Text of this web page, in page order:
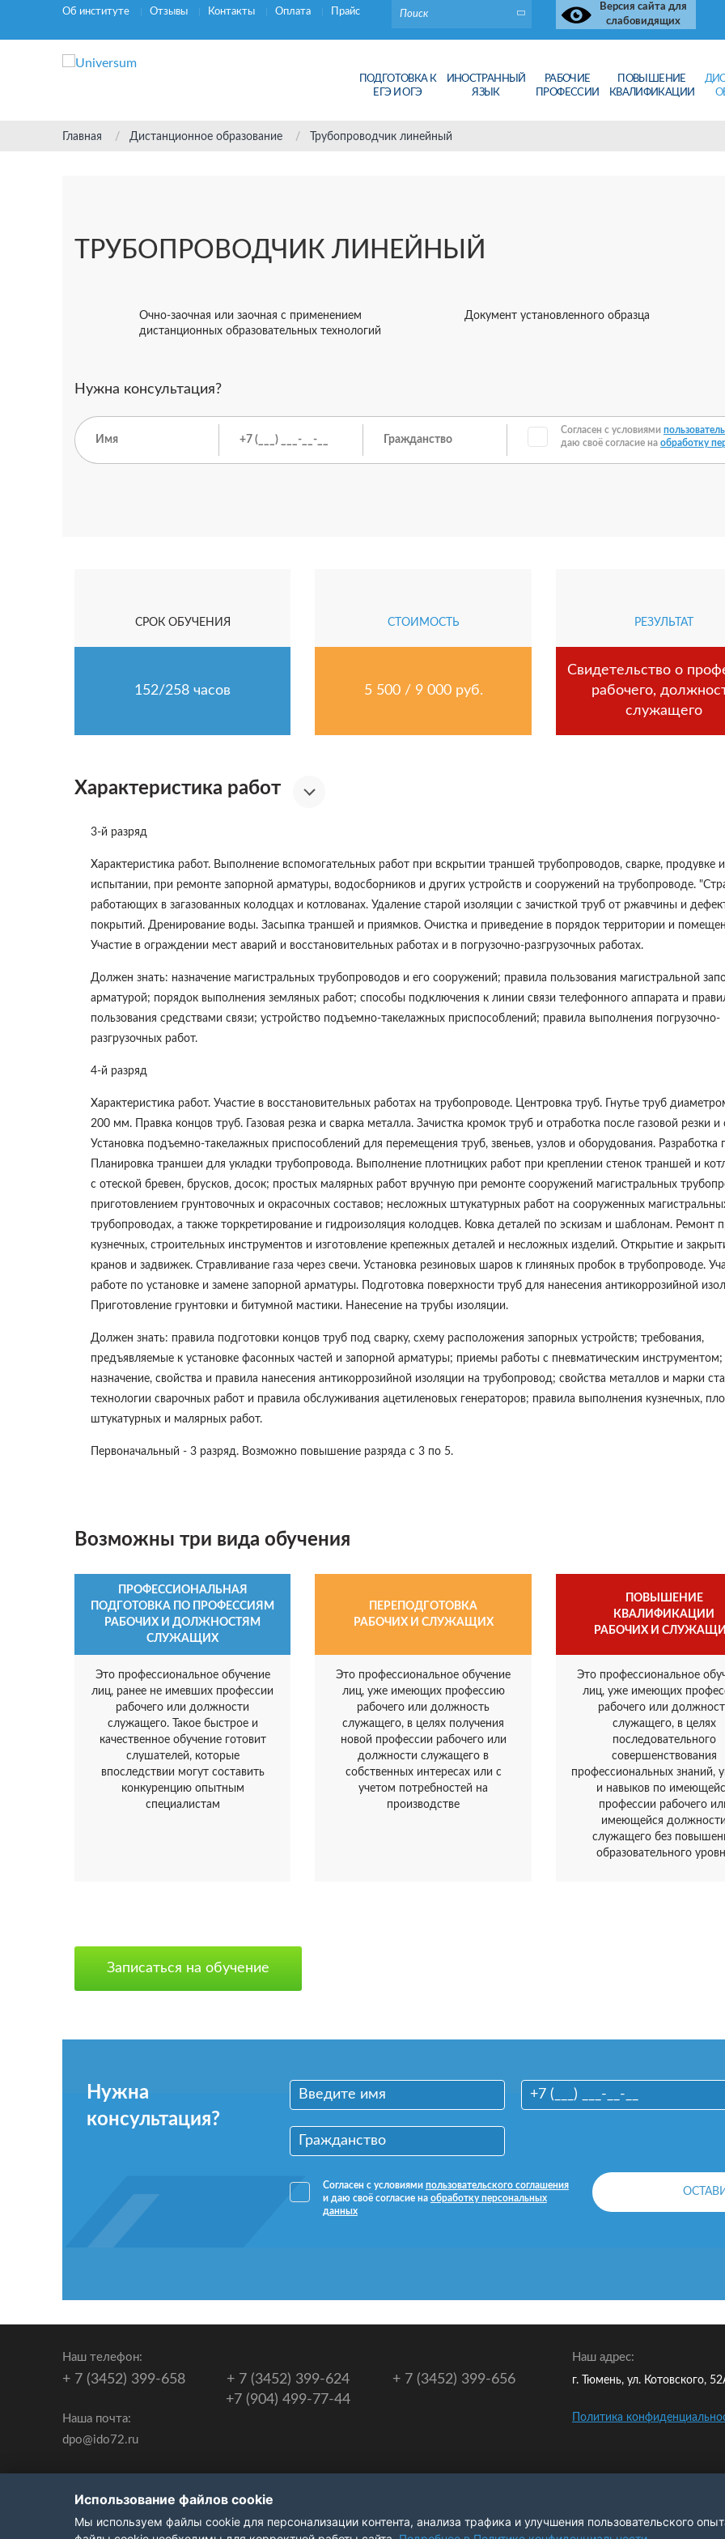
Об институте Отзывы Контакты Оплата Прайс
Версия сайта для
слабовидящих
ПОДГОТОВКА К
ЕГЭ И ОГЭ
ИНОСТРАННЫЙ
ЯЗЫК
РАБОЧИЕ
ПРОФЕССИИ
ПОВЫШЕНИЕ
КВАЛИФИКАЦИИ
Главная Дистанционное образование Трубопроводчик линейный
ТРУБОПРОВОДЧИК ЛИНЕЙНЫЙ
Очно-заочная или заочная с применением
дистанционных образовательных технологий
Документ установленного образца
Нужна консультация?
Согласен с условиями
даю своё согласие на обработку
СРОК ОБУЧЕНИЯ
152/258 часов
СТОИМОСТЬ
5 500 / 9 000 руб.
РЕЗУЛЬТАТ
Свидетельство о
рабочего,
служащего
Характеристика работ
3-й разряд
Характеристика работ. Выполнение вспомогательных работ при вскрытии траншей трубопроводов, сварке, продувке и
испытании, при ремонте запорной арматуры, водосборников и других устройств и сооружений на трубопроводе.
работающих в загазованных колодцах и котлованах. Удаление старой изоляции с зачисткой труб от ржавчины и
покрытий. Дренирование воды. Засыпка траншей и приямков. Очистка и приведение в порядок территории и
Участие в ограждении мест аварий и восстановительных работах и в погрузочно-разгрузочных работах.
Должен знать: назначение магистральных трубопроводов и его сооружений; правила пользования магистральной
арматурой; порядок выполнения земляных работ; способы подключения к линии связи телефонного аппарата и
пользования средствами связи; устройство подъемно-такелажных приспособлений; правила выполнения погрузочно-
разгрузочных работ.
4-й разряд
Характеристика работ. Участие в восстановительных работах на трубопроводе. Центровка труб. Гнутье труб
200 мм. Правка концов труб. Газовая резка и сварка металла. Зачистка кромок труб и отработка после газовой резки и
Установка подъемно-такелажных приспособлений для перемещения труб, звеньев, узлов и оборудования. Разработка
Планировка траншеи для укладки трубопровода. Выполнение плотницких работ при креплении стенок траншей и
с отеской бревен, брусков, досок; простых малярных работ вручную при ремонте сооружений магистральных
приготовлением грунтовочных и окрасочных составов; несложных штукатурных работ на сооруженных
трубопроводах, а также торкретирование и гидроизоляция колодцев. Ковка деталей по эскизам и шаблонам. Ремонт
кузнечных, строительных инструментов и изготовление крепежных деталей и несложных изделий. Открытие и
кранов и задвижек. Стравливание газа через свечи. Установка резиновых шаров к глиняных пробок в трубопроводе.
работе по установке и замене запорной арматуры. Подготовка поверхности труб для нанесения антикоррозийной
Приготовление грунтовки и битумной мастики. Нанесение на трубы изоляции.
Должен знать: правила подготовки концов труб под сварку, схему расположения запорных устройств; требования,
предъявляемые к установке фасонных частей и запорной арматуры; приемы работы с пневматическим инструментом;
назначение, свойства и правила нанесения антикоррозийной изоляции на трубопровод; свойства металлов и марки
технологии сварочных работ и правила обслуживания ацетиленовых генераторов; правила выполнения кузнечных,
штукатурных и малярных работ.
Первоначальный - 3 разряд. Возможно повышение разряда с 3 по 5.
Возможны три вида обучения
ПРОФЕССИОНАЛЬНАЯ
ПОДГОТОВКА ПО ПРОФЕССИЯМ
РАБОЧИХ И ДОЛЖНОСТЯМ
СЛУЖАЩИХ
Это профессиональное обучение
лиц, ранее не имевших профессии
рабочего или должности
служащего. Такое быстрое и
качественное обучение готовит
слушателей, которые
впоследствии могут составить
конкуренцию опытным
специалистам
ПЕРЕПОДГОТОВКА
РАБОЧИХ И СЛУЖАЩИХ
Это профессиональное обучение
лиц, уже имеющих профессию
рабочего или должность
служащего, в целях получения
новой профессии рабочего или
должности служащего в
собственных интересах или с
учетом потребностей на
производстве
ПОВЫШЕНИЕ
КВАЛИФИКАЦИИ
РАБОЧИХ И
Это профессиональное
лиц, уже имеющих
рабочего или
служащего, в целях
последовательного
совершенствования
профессиональных знаний,
и навыков по
профессии рабочего
имеющейся должности
служащего без
образовательного
Записаться на обучение
Нужна
консультация?
Согласен с условиями пользовательского соглашения
и даю своё согласие на обработку персональных
данных
Наш телефон:
+ 7 (3452) 399-658
+ 7 (3452) 399-624
+7 (904) 499-77-44
+ 7 (3452) 399-656
Наша почта:
dpo@ido72.ru
Наш адрес:
г. Тюмень, ул. Котовского,
Политика
Использование файлов cookie
Мы используем файлы cookie для персонализации контента, анализа трафика и улучшения пользовательского